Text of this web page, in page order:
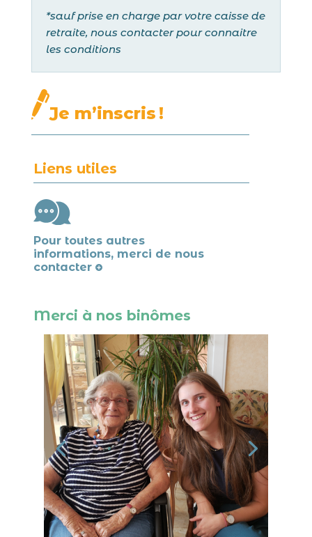
*sauf prise en charge par votre caisse de
retraite, nous contacter pour connaitre
les conditions
Je m’inscris !
Liens utiles
Pour toutes autres
informations, merci de nous
contacter
Merci à nos binômes